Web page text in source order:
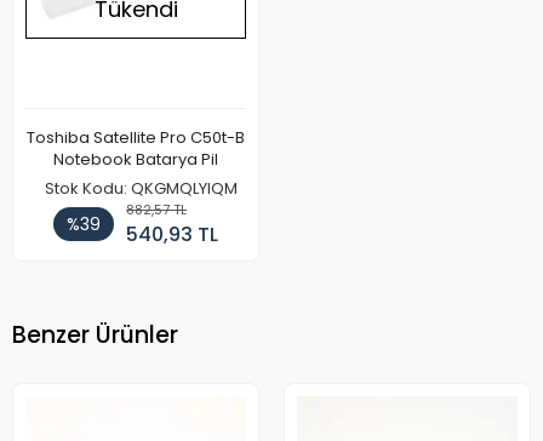
Tükendi
Toshiba Satellite Pro C50t-B
Notebook Batarya Pil
Stok Kodu: QKGMQLYIQM
%39
882,57 TL
540,93 TL
Benzer Ürünler